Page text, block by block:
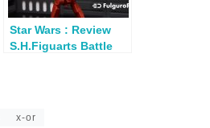
Star Wars : Review
S.H.Figuarts Battle
x-or